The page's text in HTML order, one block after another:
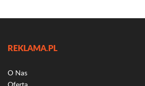
REKLAMA.PL
O Nas